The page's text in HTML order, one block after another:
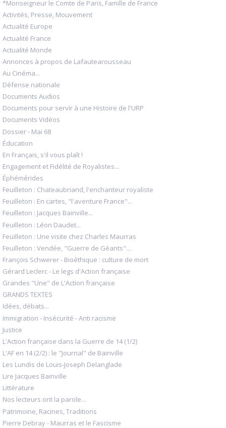
*Monseigneur le Comte de Paris, Famille de France
Activités, Presse, Mouvement
Actualité Europe
Actualité France
Actualité Monde
Annonces à propos de Lafautearousseau
Au Cinéma...
Défense nationale
Documents Audios
Documents pour servir à une Histoire de l'URP
Documents Vidéos
Dossier - Mai 68
Éducation
En Français, s'il vous plaît !
Engagement et Fidélité de Royalistes...
Éphémérides
Feuilleton : Chateaubriand, l'enchanteur royaliste
Feuilleton : En cartes, "l'aventure France"...
Feuilleton : Jacques Bainville...
Feuilleton : Léon Daudet...
Feuilleton : Une visite chez Charles Maurras
Feuilleton : Vendée, "Guerre de Géants"...
François Schwerer - Bioéthique : culture de mort
Gérard Leclerc - Le legs d'Action française
Grandes "Une" de L'Action française
GRANDS TEXTES
Idées, débats...
Immigration - Insécurité - Anti racisme
Justice
L'Action française dans la Guerre de 14 (1/2)
L'AF en 14 (2/2) : le "Journal" de Bainville
Les Lundis de Louis-Joseph Delanglade
Lire Jacques Bainville
Littérature
Nos lecteurs ont la parole...
Patrimoine, Racines, Traditions
Pierre Debray - Maurras et le Fascisme